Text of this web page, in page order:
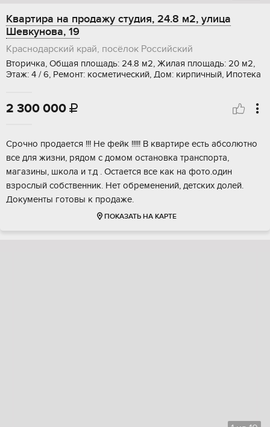
Квартира на продажу студия, 24.8 м2, улица
Шевкунова, 19
Краснодарский край, посёлок Российский
Вторичка, Общая площадь: 24.8 м2, Жилая площадь: 20 м2,
Этаж: 4 / 6, Ремонт: косметический, Дом: кирпичный, Ипотека
2 300 000 
Срочно продается !!! Не фейк !!!!! В квартире есть абсолютно
все для жизни, рядом с домом остановка транспорта,
магазины, школа и т.д . Остается все как на фото.один
взрослый собственник. Нет обременений, детских долей.
Документы готовы к продаже.
ПОКАЗАТЬ НА КАРТЕ